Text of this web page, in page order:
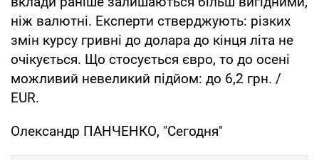
ніж валютні. Експерти стверджують: різких
змін курсу гривні до долара до кінця літа не
очікується. Що стосується євро, то до осені
можливий невеликий підйом: до 6,2 грн. /
EUR.
Олександр ПАНЧЕНКО, "Сегодня"